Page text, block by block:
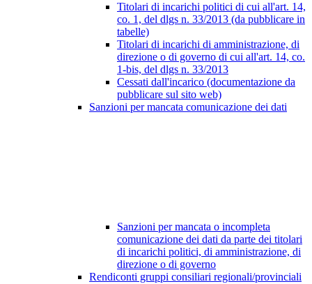
Titolari di incarichi politici di cui all'art. 14,
co. 1, del dlgs n. 33/2013 (da pubblicare in
tabelle)
Titolari di incarichi di amministrazione, di
direzione o di governo di cui all'art. 14, co.
1-bis, del dlgs n. 33/2013
Cessati dall'incarico (documentazione da
pubblicare sul sito web)
Sanzioni per mancata comunicazione dei dati
Sanzioni per mancata o incompleta
comunicazione dei dati da parte dei titolari
di incarichi politici, di amministrazione, di
direzione o di governo
Rendiconti gruppi consiliari regionali/provinciali